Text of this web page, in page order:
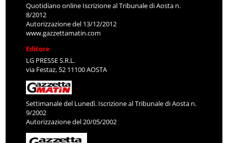
Quotidiano online Iscrizione al Tribunale di Aosta n.
8/2012
Autorizzazione del 13/12/2012
www.gazzettamatin.com
Editore
LG PRESSE S.R.L.
via Festaz, 52 11100 AOSTA
Settimanale del Lunedì. Iscrizione al Tribunale di Aosta n.
9/2002
Autorizzazione del 20/05/2002